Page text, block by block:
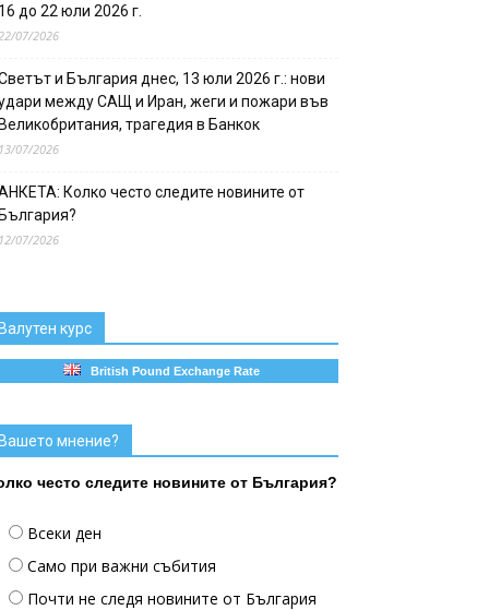
до 22 юли 2026 г.
07/2026
и България днес, 13 юли 2026 г.: нови
между САЩ и Иран, жеги и пожари във
трагедия в Банкок
07/2026
Колко често следите новините от
07/2026
курс
British Pound Exchange Rate
мнение?
често следите новините от България?
Всеки ден
Само при важни събития
Почти не следя новините от България